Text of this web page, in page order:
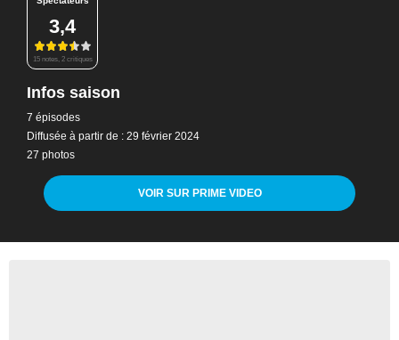
3,4
15 notes, 2 critiques
Infos saison
7 épisodes
Diffusée à partir de : 29 février 2024
27 photos
VOIR SUR PRIME VIDEO